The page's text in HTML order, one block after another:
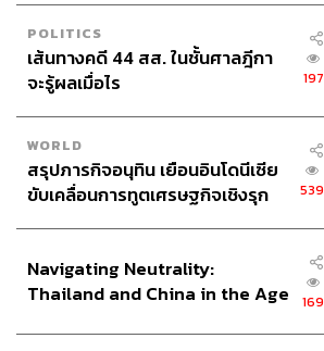
POLITICS
เส้นทางคดี 44 สส. ในชั้นศาลฎีกา
จะรู้ผลเมื่อไร
197
WORLD
สรุปภารกิจอนุทิน เยือนอินโดนีเซีย
ขับเคลื่อนการทูตเศรษฐกิจเชิงรุก
539
Navigating Neutrality:
Thailand and China in the Age
169